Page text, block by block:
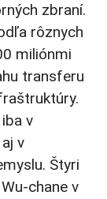
zbraní.
rôznych
miliónmi
transferu
v
v
Štyri
chane v